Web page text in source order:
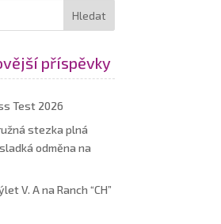
příspěvky
Test 2026
stezka plná
odměna na
V. A na Ranch “CH”